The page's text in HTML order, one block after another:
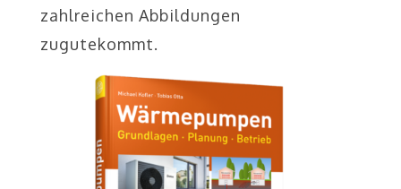
zahlreichen Abbildungen
zugutekommt.